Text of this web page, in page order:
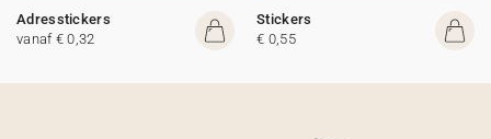
Adresstickers
vanaf € 0,32
Stickers
€ 0,55